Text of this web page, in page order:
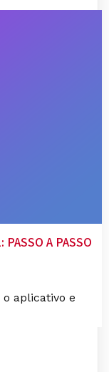
A PASSO
aplicativo e